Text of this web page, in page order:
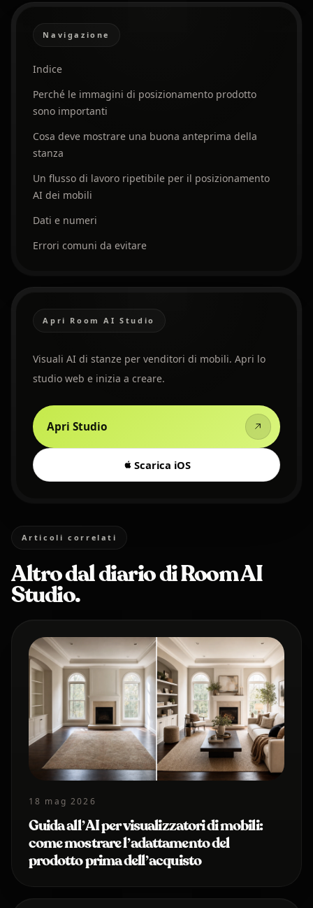
Navigazione
Indice
Perché le immagini di posizionamento prodotto
sono importanti
Cosa deve mostrare una buona anteprima della
stanza
Un flusso di lavoro ripetibile per il posizionamento
AI dei mobili
Dati e numeri
Errori comuni da evitare
Apri Room AI Studio
Visuali AI di stanze per venditori di mobili. Apri lo
studio web e inizia a creare.
Apri Studio
Scarica iOS
Articoli correlati
Altro dal diario di Room AI
Studio.
18 mag 2026
Guida all’AI per visualizzatori di mobili:
come mostrare l’adattamento del
prodotto prima dell’acquisto